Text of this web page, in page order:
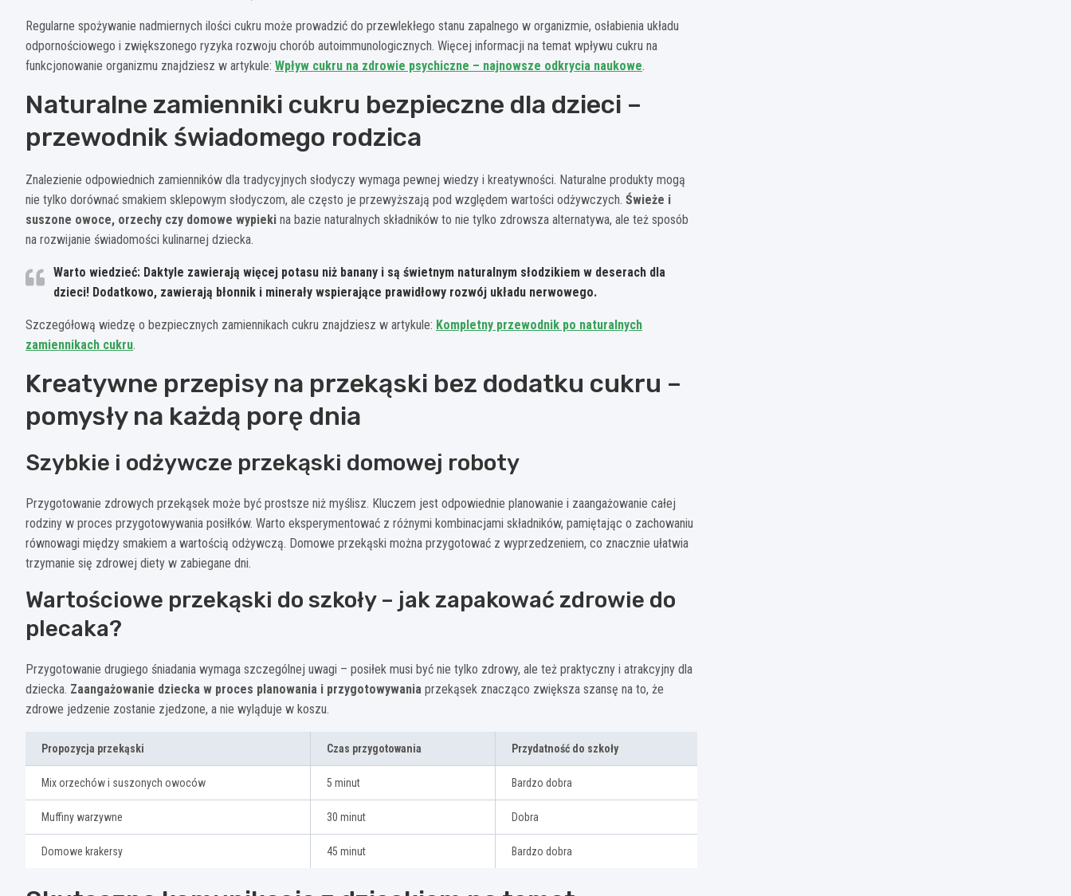
Regularne spożywanie nadmiernych ilości cukru może prowadzić do przewlekłego stanu zapalnego w organizmie, osłabienia układu
odpornościowego i zwiększonego ryzyka rozwoju chorób autoimmunologicznych. Więcej informacji na temat wpływu cukru na
funkcjonowanie organizmu znajdziesz w artykule: Wpływ cukru na zdrowie psychiczne – najnowsze odkrycia naukowe.
Naturalne zamienniki cukru bezpieczne dla dzieci –
przewodnik świadomego rodzica
Znalezienie odpowiednich zamienników dla tradycyjnych słodyczy wymaga pewnej wiedzy i kreatywności. Naturalne produkty mogą
nie tylko dorównać smakiem sklepowym słodyczom, ale często je przewyższają pod względem wartości odżywczych. Świeże i
suszone owoce, orzechy czy domowe wypieki na bazie naturalnych składników to nie tylko zdrowsza alternatywa, ale też sposób
na rozwijanie świadomości kulinarnej dziecka.
Warto wiedzieć: Daktyle zawierają więcej potasu niż banany i są świetnym naturalnym słodzikiem w deserach dla
dzieci! Dodatkowo, zawierają błonnik i minerały wspierające prawidłowy rozwój układu nerwowego.
Szczegółową wiedzę o bezpiecznych zamiennikach cukru znajdziesz w artykule: Kompletny przewodnik po naturalnych
zamiennikach cukru.
Kreatywne przepisy na przekąski bez dodatku cukru –
pomysły na każdą porę dnia
Szybkie i odżywcze przekąski domowej roboty
Przygotowanie zdrowych przekąsek może być prostsze niż myślisz. Kluczem jest odpowiednie planowanie i zaangażowanie całej
rodziny w proces przygotowywania posiłków. Warto eksperymentować z różnymi kombinacjami składników, pamiętając o zachowaniu
równowagi między smakiem a wartością odżywczą. Domowe przekąski można przygotować z wyprzedzeniem, co znacznie ułatwia
trzymanie się zdrowej diety w zabiegane dni.
Wartościowe przekąski do szkoły – jak zapakować zdrowie do
plecaka?
Przygotowanie drugiego śniadania wymaga szczególnej uwagi – posiłek musi być nie tylko zdrowy, ale też praktyczny i atrakcyjny dla
dziecka. Zaangażowanie dziecka w proces planowania i przygotowywania przekąsek znacząco zwiększa szansę na to, że
zdrowe jedzenie zostanie zjedzone, a nie wyląduje w koszu.
Propozycja przekąski Czas przygotowania Przydatność do szkoły
Mix orzechów i suszonych owoców 5 minut Bardzo dobra
Muffiny warzywne 30 minut Dobra
Domowe krakersy 45 minut Bardzo dobra